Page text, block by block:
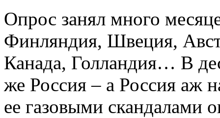
Опрос занял много
Финляндия, Швеция,
Канада, Голландия… В
же Россия – а Россия аж
ее газовыми скандалами